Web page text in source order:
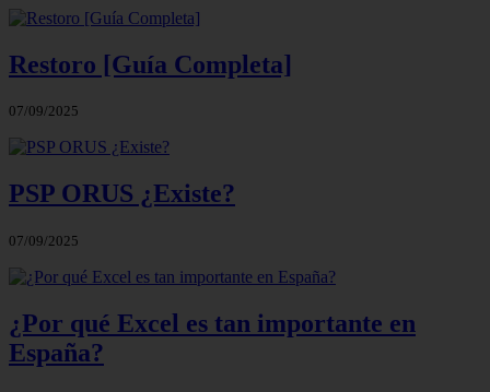
Restoro [Guía Completa]
07/09/2025
PSP ORUS ¿Existe?
07/09/2025
¿Por qué Excel es tan importante en
España?